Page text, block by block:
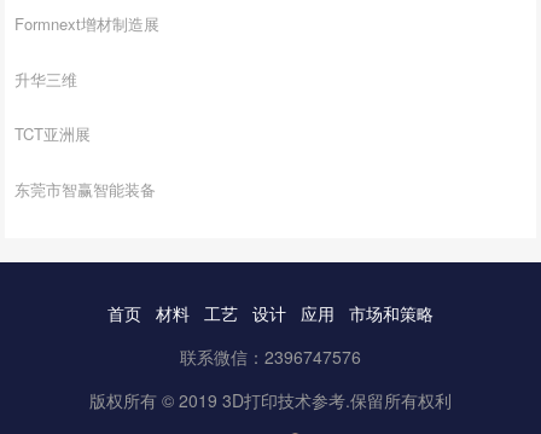
Formnext增材制造展
升华三维
TCT亚洲展
东莞市智赢智能装备
首页 材料 工艺 设计 应用
市场和策略
联系微信：2396747576
版权所有 © 2019 3D打印技术参考.保留所有权利